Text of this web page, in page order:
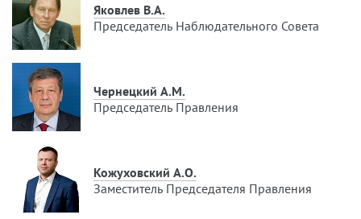
Яковлев В.А.
Председатель Наблюдательного Совета
Чернецкий А.М.
Председатель Правления
Кожуховский А.О.
Заместитель Председателя Правления